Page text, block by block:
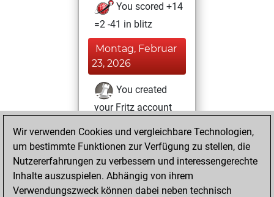
You scored +14
=2 -41 in blitz
Montag, Februar
23, 2026
You created
your Fritz account
Donnerstag,
November 6, 2025
You totalled 53
tactics positions
Wir verwenden Cookies und vergleichbare Technologien,
um bestimmte Funktionen zur Verfügung zu stellen, die
Nutzererfahrungen zu verbessern und interessengerechte
Inhalte auszuspielen. Abhängig von ihrem
Verwendungszweck können dabei neben technisch